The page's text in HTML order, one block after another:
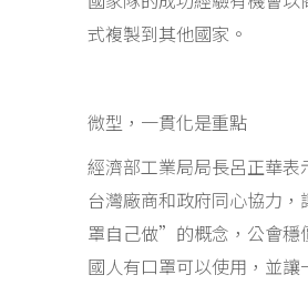
式複製到其他國家。
微型，一貫化是重點
經濟部工業局局長呂正華表
台灣廠商和政府同心協力
罩自己做”的概念，公會穩
國人有口罩可以使用，並讓